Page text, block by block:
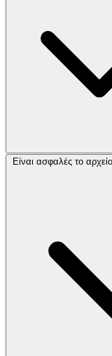
Είναι ασφαλές το